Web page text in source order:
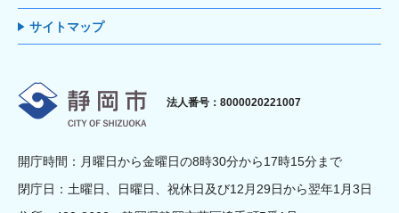
サイトマップ
静岡市
法人番号：8000020221007
開庁時間：月曜日から金曜日の8時30分から17時15分まで
閉庁日：土曜日、日曜日、祝休日及び12月29日から翌年1月3日